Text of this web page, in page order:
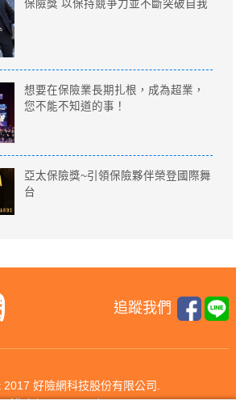
保險獎 以保持競爭力並不斷突破自我
想要在保險業長期扎根，成為超業，
您不能不知道的事！
亞太保險獎~引領保險夥伴榮登國際舞
台
追蹤我們
好險網科技股份有限公司.